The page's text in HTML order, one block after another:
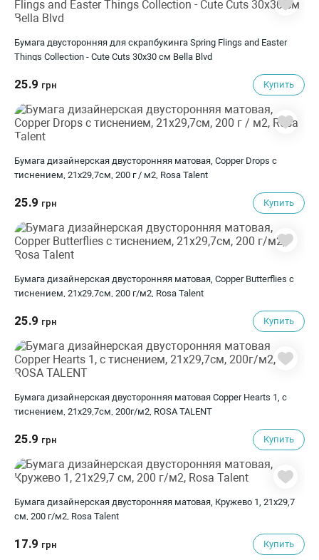
Бумага двусторонняя для скрапбукинга Spring Flings and Easter
Things Collection - Cute Cuts 30х30 см Bella Blvd
25.9 грн Купить
Бумага дизайнерская двусторонняя матовая, Copper Drops с
тиснением, 21х29,7см, 200 г / м2, Rosa Talent
25.9 грн Купить
Бумага дизайнерская двусторонняя матовая, Copper Butterflies с
тиснением, 21х29,7см, 200 г/м2, Rosa Talent
25.9 грн Купить
Бумага дизайнерская двусторонняя матовая Copper Hearts 1, с
тиснением, 21х29,7см, 200г/м2, ROSA TALENT
25.9 грн Купить
Бумага дизайнерская двусторонняя матовая, Кружево 1, 21х29,7
см, 200 г/м2, Rosa Talent
17.9 грн Купить